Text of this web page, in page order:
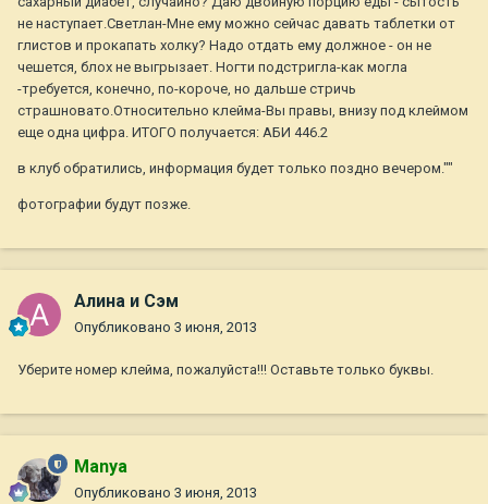
не наступает.Светлан-Мне ему можно сейчас давать таблетки от
глистов и прокапать холку? Надо отдать ему должное - он не
чешется, блох не выгрызает. Ногти подстригла-как могла
-требуется, конечно, по-короче, но дальше стричь
страшновато.Относительно клейма-Вы правы, внизу под клеймом
еще одна цифра. ИТОГО получается: АБИ 446.2
в клуб обратились, информация будет только поздно вечером.""
фотографии будут позже.
Алина и Сэм
Опубликовано 3 июня, 2013
Уберите номер клейма, пожалуйста!!! Оставьте только буквы.
Manya
Опубликовано 3 июня, 2013